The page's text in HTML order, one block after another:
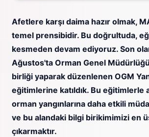
Afetlere karşı daima hazır olmak,
temel prensibidir. Bu doğrultuda,
kesmeden devam ediyoruz. Son
Ağustos'ta Orman Genel
birliği yaparak düzenlenen OGM
eğitimlerine katıldık. Bu eğitimlerle
orman yangınlarına daha etkili
ve bu alandaki bilgi birikimimizi en
çıkarmaktır.